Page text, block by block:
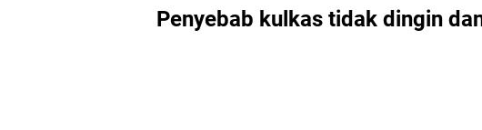
Penyebab kulkas tidak dingin